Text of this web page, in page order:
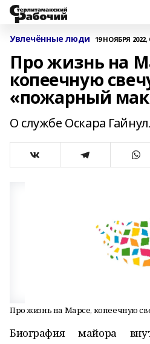
Увлечённые люди 19 НОЯБРЯ 2022,
Про жизнь на
копеечную
«пожарный
О службе Оскара
Про жизнь на Марсе, копеечную
Биография майора